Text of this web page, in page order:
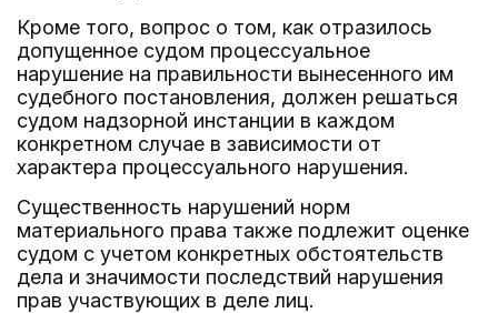
Кроме того, вопрос о том, как отразилось
допущенное судом процессуальное
нарушение на правильности вынесенного им
судебного постановления, должен решаться
судом надзорной инстанции в каждом
конкретном случае в зависимости от
характера процессуального нарушения.
Существенность нарушений норм
материального права также подлежит оценке
судом с учетом конкретных обстоятельств
дела и значимости последствий нарушения
прав участвующих в деле лиц.